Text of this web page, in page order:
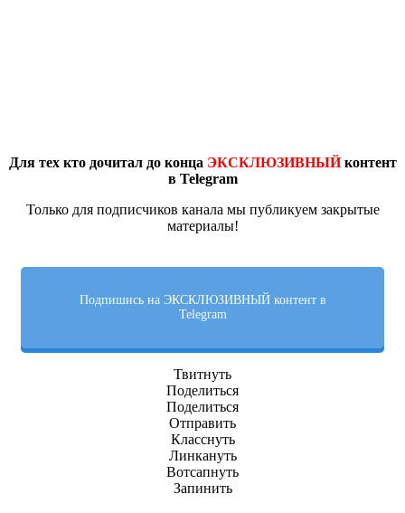
Для тех кто дочитал до конца ЭКСКЛЮЗИВНЫЙконтент
в Telegram
Только для подписчиков канала мы публикуем закрытые
материалы!
Подпишись на ЭКСКЛЮЗИВНЫЙ контент в
Telegram
Твитнуть
Поделиться
Поделиться
Отправить
Класснуть
Линкануть
Вотсапнуть
Запинить